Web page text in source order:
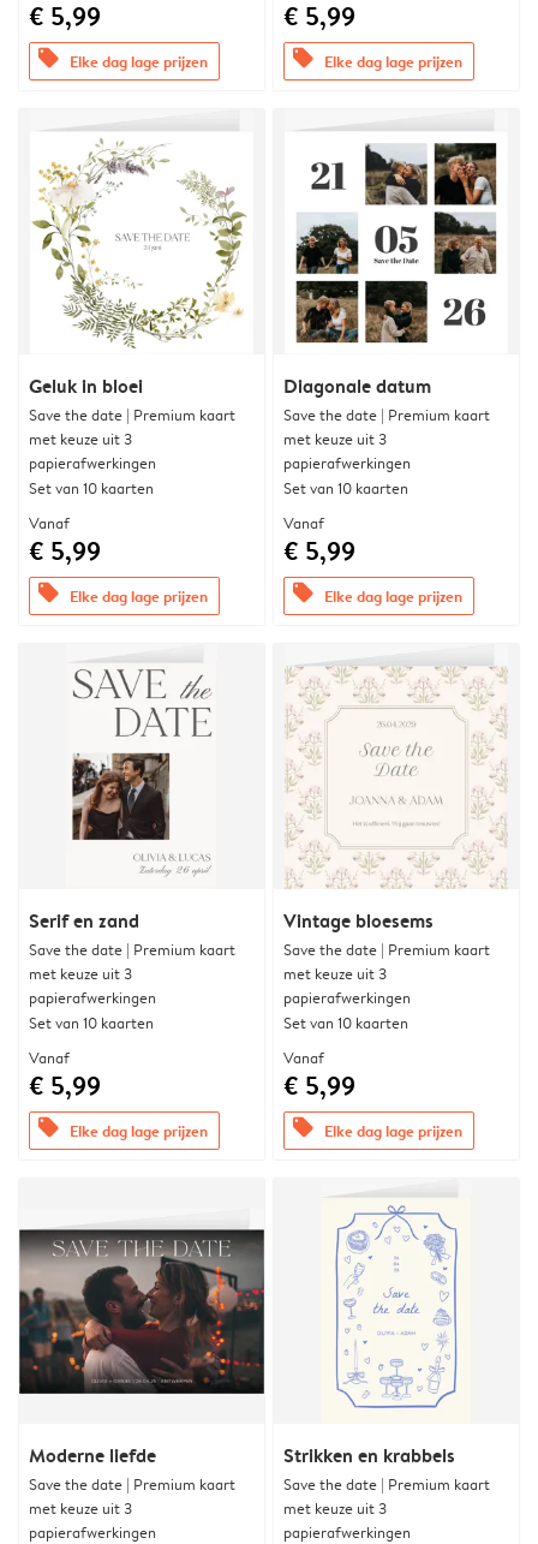
€ 5,99
offers Elke dag lage prijzen
€ 5,99
offers Elke dag lage prijzen
Geluk in bloei
Save the date | Premium kaart
met keuze uit 3
papierafwerkingen
Set van 10 kaarten
Vanaf
€ 5,99
offers Elke dag lage prijzen
Diagonale datum
Save the date | Premium kaart
met keuze uit 3
papierafwerkingen
Set van 10 kaarten
Vanaf
€ 5,99
offers Elke dag lage prijzen
Serif en zand
Save the date | Premium kaart
met keuze uit 3
papierafwerkingen
Set van 10 kaarten
Vanaf
€ 5,99
offers Elke dag lage prijzen
Vintage bloesems
Save the date | Premium kaart
met keuze uit 3
papierafwerkingen
Set van 10 kaarten
Vanaf
€ 5,99
offers Elke dag lage prijzen
Moderne liefde
Save the date | Premium kaart
met keuze uit 3
papierafwerkingen
Strikken en krabbels
Save the date | Premium kaart
met keuze uit 3
papierafwerkingen